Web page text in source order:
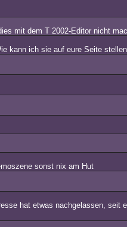
mit dem T 2002-Editor nicht
kann ich sie auf eure Seite
sonst nix am Hut
hat etwas nachgelassen, seit